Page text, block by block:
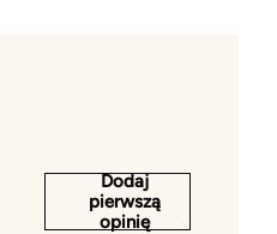
Dodaj
pierwszą
opinię